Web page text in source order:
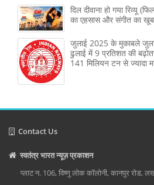
दिल दीवाना हो गया रिव्यू
का एहसास और संगीत का
जुलाई 2025 के मुकाबले
ढुलाई में 9 प्रतिशत की
141 मिलियन टन से ज्‍यादा
Contact Us
स्वतंत्र भारत न्यूज़ प्रकाशन
प्लाट न. 106, विष्णु लोक कॉलोनी, कानपुर रोड,